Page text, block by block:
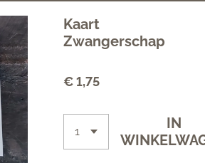
Kaart
Zwangerschap
€ 1,75
IN